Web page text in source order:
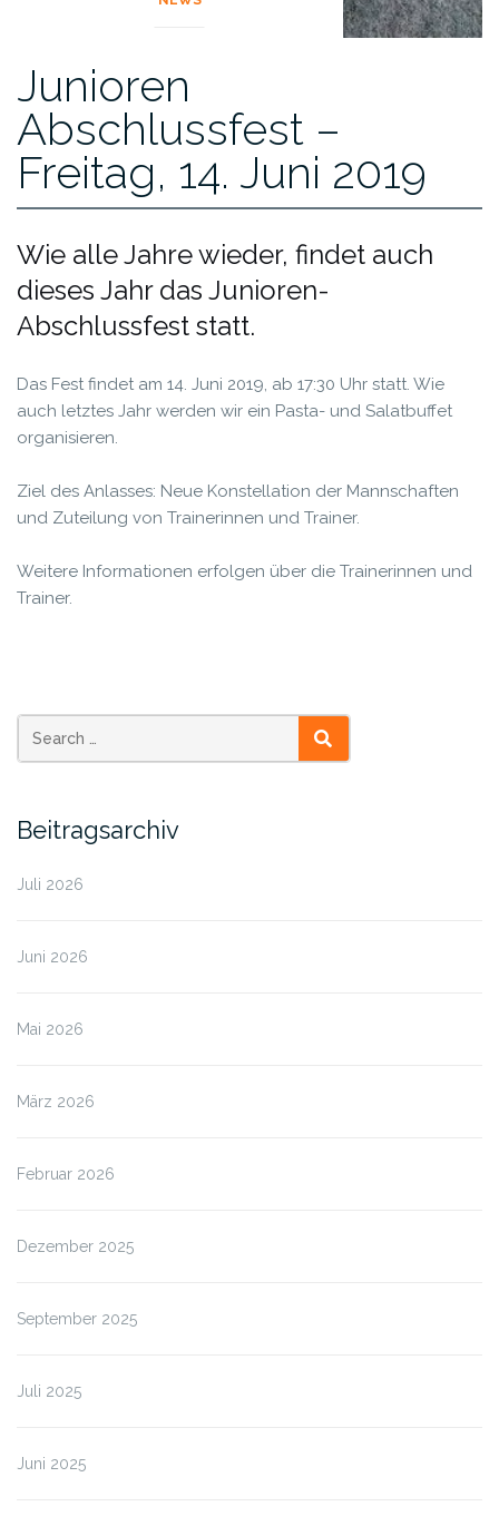
Junioren
Abschlussfest –
Freitag, 14. Juni 2019
Wie alle Jahre wieder, findet auch
dieses Jahr das Junioren-
Abschlussfest statt.
Das Fest findet am 14. Juni 2019, ab 17:30 Uhr statt. Wie
auch letztes Jahr werden wir ein Pasta- und Salatbuffet
organisieren.
Ziel des Anlasses: Neue Konstellation der Mannschaften
und Zuteilung von Trainerinnen und Trainer.
Weitere Informationen erfolgen über die Trainerinnen und
Trainer.
SEARCH
Beitragsarchiv
Juli 2026
Juni 2026
Mai 2026
März 2026
Februar 2026
Dezember 2025
September 2025
Juli 2025
Juni 2025